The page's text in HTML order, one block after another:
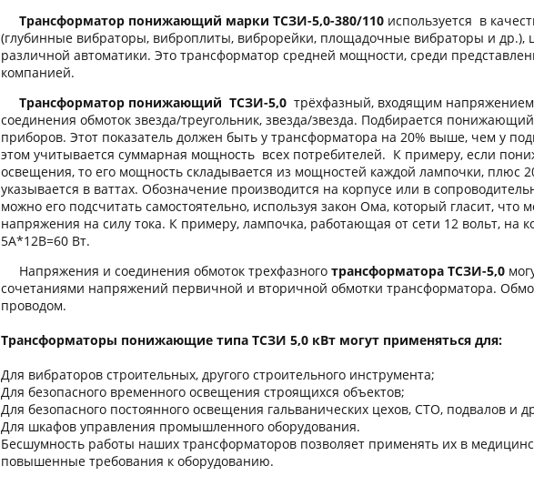
Трансформатор понижающий марки ТСЗИ-5,0-380/110 используется в
(глубинные вибраторы, виброплиты, виброрейки, площадочные вибраторы и
различной автоматики. Это трансформатор средней мощности, среди
компанией.
Трансформатор понижающий ТСЗИ-5,0 трёхфазный, входящим напряжением
соединения обмоток звезда/треугольник, звезда/звезда. Подбирается
приборов. Этот показатель должен быть у трансформатора на 20% выше, чем у
этом учитывается суммарная мощность всех потребителей. К примеру, если
освещения, то его мощность складывается из мощностей каждой лампочки, плюс
указывается в ваттах. Обозначение производится на корпусе или в
можно его подсчитать самостоятельно, используя закон Ома, который гласит, что
напряжения на силу тока. К примеру, лампочка, работающая от сети 12 вольт, на
5А*12В=60 Вт.
Напряжения и соединения обмоток трехфазного трансформатора ТСЗИ-5,0
сочетаниями напряжений первичной и вторичной обмотки трансформатора.
проводом.
Трансформаторы понижающие типа ТСЗИ 5,0 кВт могут применяться для:
Для вибраторов строительных, другого строительного инструмента;
Для безопасного временного освещения строящихся объектов;
Для безопасного постоянного освещения гальванических цехов, СТО, подвалов и
Для шкафов управления промышленного оборудования.
Бесшумность работы наших трансформаторов позволяет применять их в
повышенные требования к оборудованию.